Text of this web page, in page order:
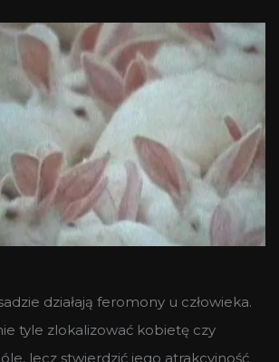
działają feromony u człowieka.
tyle zlokalizować kobietę czy
lecz stwierdzić jego atrakcyjność